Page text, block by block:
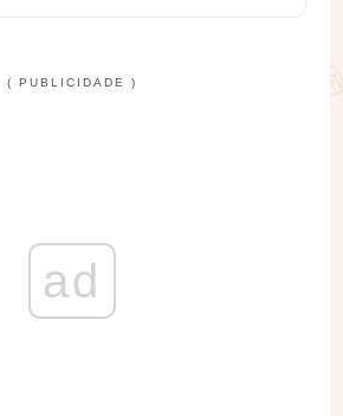
( PUBLICIDADE )
ad